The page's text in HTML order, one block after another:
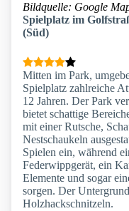
Bildquelle: Google
Spielplatz im
(Süd)
Mitten im Park,
Spielplatz zahlreiche
12 Jahren. Der Park
bietet schattige
mit einer Rutsche,
Nestschaukeln
Spielen ein, während
Federwippgerät, ein
Elemente und sogar
sorgen. Der
Holzhackschnitzeln.